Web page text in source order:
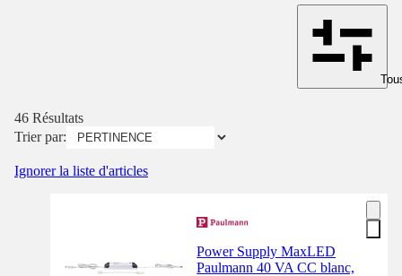
46 Résultats
Trier par:
Ignorer la liste d'articles
Power Supply MaxLED
Paulmann 40 VA CC blanc,